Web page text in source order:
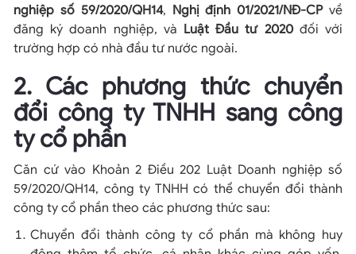
nghiệp số 59/2020/QH14, Nghị định 01/2021/NĐ-CPvề
đăng ký doanh nghiệp, và Luật Đầu tư 2020đối với
trường hợp có nhà đầu tư nước ngoài.
2. Các phương thức chuyển
đổi công ty TNHH sang công
ty cổ phần
Căn cứ vào Khoản 2 Điều 202 Luật Doanh nghiệp số
59/2020/QH14, công ty TNHH có thể chuyển đổi thành
công ty cổ phần theo các phương thức sau:
Chuyển đổi thành công ty cổ phần mà không huy